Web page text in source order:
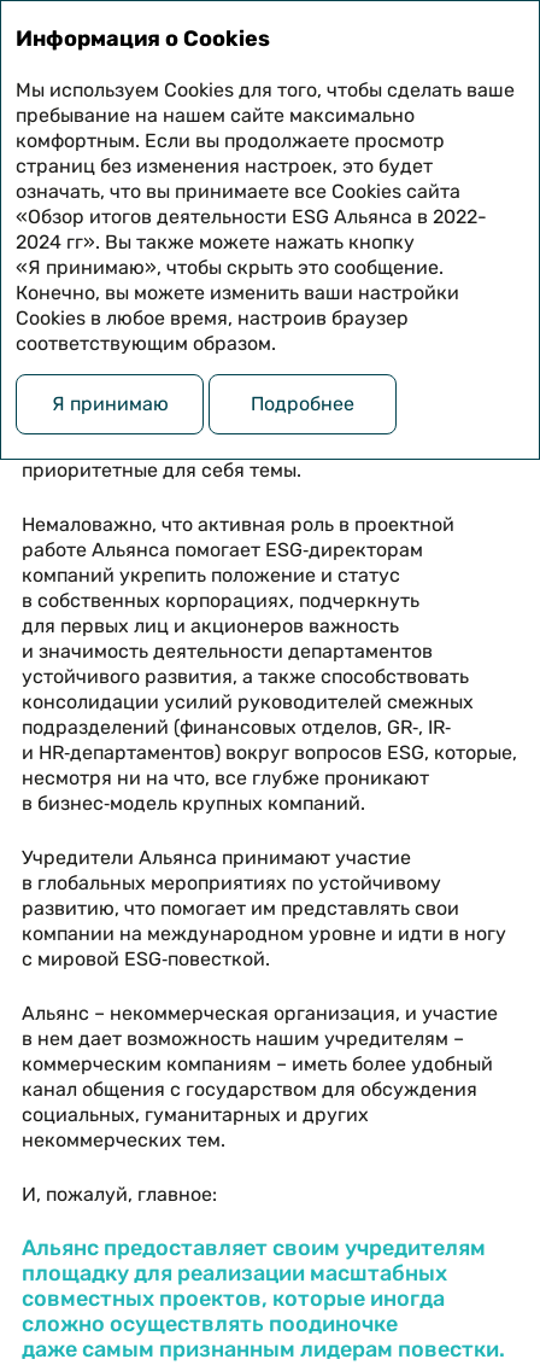
Наши учредители
Участие в ESG Альянсе позволяет компаниям
подтвердить свой статус лучших в повестке,
позиционировать себя в качестве лидеров
и трендсеттеров в собственных отраслях.
Выступая в качестве организатора пространства
для диалога, который далее выливается
в практико‑ориентированные решения для бизнеса,
Альянс предоставляет своим учредителям
приоритетные для себя темы.
Немаловажно, что активная роль в проектной
работе Альянса помогает ESG‑директорам
компаний укрепить положение и статус
в собственных корпорациях, подчеркнуть
для первых лиц и акционеров важность
и значимость деятельности департаментов
устойчивого развития, а также способствовать
консолидации усилий руководителей смежных
подразделений (финансовых отделов, GR‑, IR‑
и HR‑департаментов) вокруг вопросов ESG, которые,
несмотря ни на что, все глубже проникают
в бизнес‑модель крупных компаний.
Учредители Альянса принимают участие
в глобальных мероприятиях по устойчивому
развитию, что помогает им представлять свои
компании на международном уровне и идти в ногу
с мировой ESG‑повесткой.
Альянс – некоммерческая организация, и участие
в нем дает возможность нашим учредителям –
коммерческим компаниям – иметь более удобный
канал общения с государством для обсуждения
социальных, гуманитарных и других
некоммерческих тем.
И, пожалуй, главное:
Альянс предоставляет своим учредителям
площадку для реализации масштабных
совместных проектов, которые иногда
сложно осуществлять поодиночке
даже самым признанным лидерам повестки.
Информация о Cookies
Мы используем Cookies для того, чтобы сделать ваше
пребывание на нашем сайте максимально
комфортным. Если вы продолжаете просмотр
страниц без изменения настроек, это будет
означать, что вы принимаете все Cookies сайта
«Обзор итогов деятельности ESG Альянса в 2022-
2024 гг». Вы также можете нажать кнопку
«Я принимаю», чтобы скрыть это сообщение.
Конечно, вы можете изменить ваши настройки
Cookies в любое время, настроив браузер
соответствующим образом.
Я принимаю Подробнее